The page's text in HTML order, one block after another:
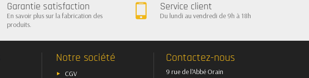
Garantie satisfaction
En savoir plus sur la fabrication des
produits.
Service client
Du lundi au vendredi de 9h à 18h
Notre société
CGV
Contactez-nous
9 rue de l'Abbé Orain